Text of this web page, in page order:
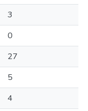
3
0
27
5
4